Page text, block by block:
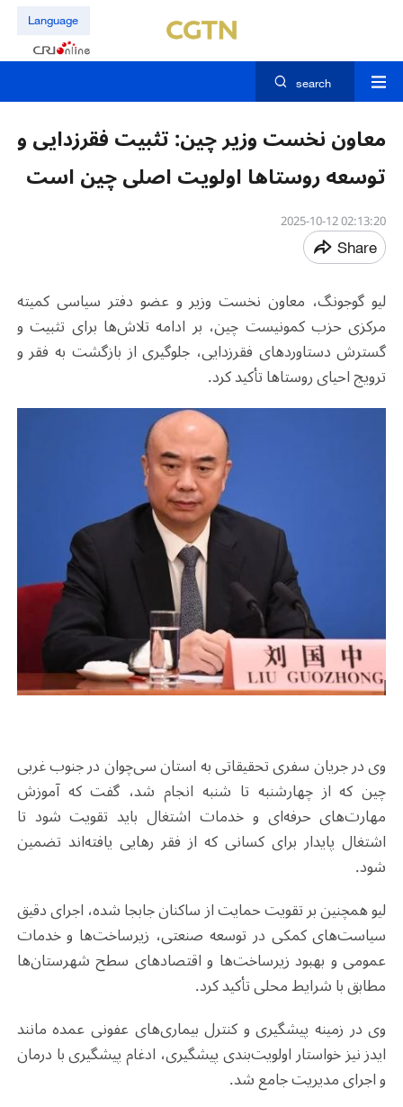
Language
search
معاون نخست وزیر چین: تثبیت فقرزدایی و
توسعه روستاها اولویت اصلی چین است
02:13:20 2025-10-12
Share
لیو گوجونگ، معاون نخست وزیر و عضو دفتر سیاسی کمیته
مرکزی حزب کمونیست چین، بر ادامه تلاش‌ها برای تثبیت و
گسترش دستاوردهای فقرزدایی، جلوگیری از بازگشت به فقر و
ترویج احیای روستاها تأکید کرد.
وی در جریان سفری تحقیقاتی به استان سی‌چوان در جنوب غربی
چین که از چهارشنبه تا شنبه انجام شد، گفت که آموزش
مهارت‌های حرفه‌ای و خدمات اشتغال باید تقویت شود تا
اشتغال پایدار برای کسانی که از فقر رهایی یافته‌اند تضمین
شود.
لیو همچنین بر تقویت حمایت از ساکنان جابجا شده، اجرای دقیق
سیاست‌های کمکی در توسعه صنعتی، زیرساخت‌ها و خدمات
عمومی و بهبود زیرساخت‌ها و اقتصادهای سطح شهرستان‌ها
مطابق با شرایط محلی تأکید کرد.
وی در زمینه پیشگیری و کنترل بیماری‌های عفونی عمده مانند
ایدز نیز خواستار اولویت‌بندی پیشگیری، ادغام پیشگیری با درمان
و اجرای مدیریت جامع شد.